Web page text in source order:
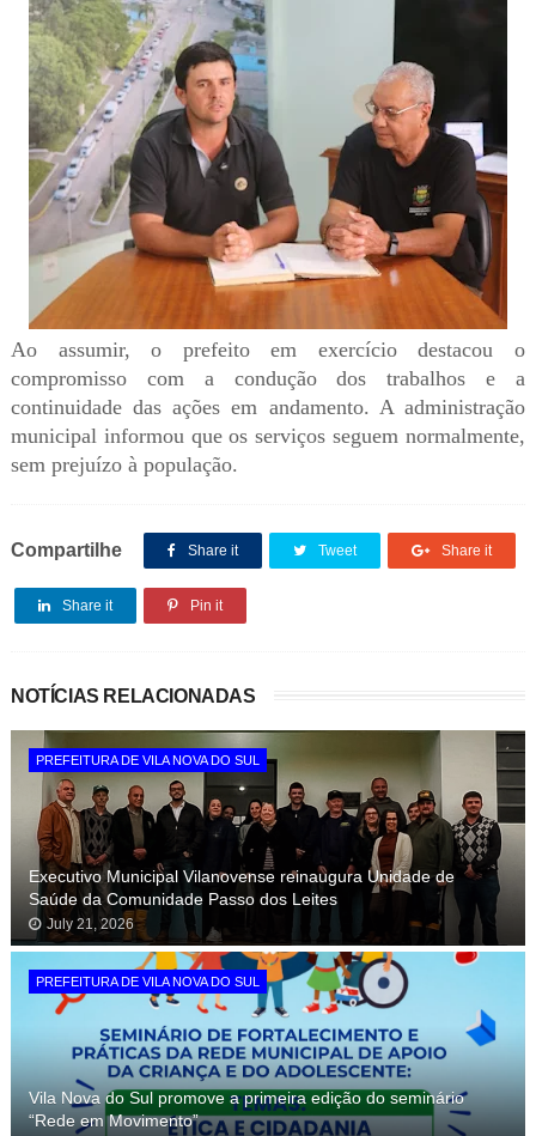
Ao assumir, o prefeito em exercício destacou o
compromisso com a condução dos trabalhos e a
continuidade das ações em andamento. A administração
municipal informou que os serviços seguem normalmente,
sem prejuízo à população.
Compartilhe Share it Tweet Share it
Share it Pin it
NOTÍCIAS RELACIONADAS
PREFEITURA DE VILA NOVA DO SUL
Executivo Municipal Vilanovense reinaugura Unidade de
Saúde da Comunidade Passo dos Leites
July 21, 2026
PREFEITURA DE VILA NOVA DO SUL
Vila Nova do Sul promove a primeira edição do seminário
“Rede em Movimento”